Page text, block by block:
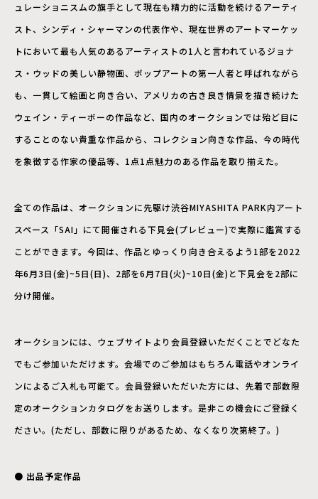
ュレーショニスムの旗手として現在も精力的に活動を続けるアーティ
スト、シンディ・シャーマンの代表作や、現在世界のアートマーケッ
トにおいて最も人気のあるアーティストの1人と言われているジョナ
ス・ウッドの美しい静物画、ポップアートの第一人者と呼ばれながら
も、一貫して絵画と向き合い、アメリカの古き良き情景を描き続けた
ウェイン・ティーボーの作品など、国内のオークションでは殆ど目に
することのない貴重な作品から、コレクション向きな作品、今の時代
を象徴する作家の優品等、1点1点魅力のある作品を取り揃えた。
全ての作品は、オークションに先駆け渋谷MIYASHITA PARK内アート
スペース「SAI」にて開催される下見会(プレビュー)で実際に鑑賞する
ことができます。今回は、作品とゆっくり向き合えるよう1部を2022
年6月3日(金)~5日(日)、2部を6月7日(火)~10日(金)と下見会を2部に
分け開催。
オークションには、ウェブサイトより会員登録いただくことでどなた
でもご参加いただけます。会場でのご参加はもちろん電話やオンライ
ンによるご入札も可能て。会員登録いただいた方には、先着で部数限
定のオークションカタログをお送りします。是非この機会にご登録く
ださい。(ただし、部数に限りがあるため、なくなり次第終了。)
● 出品予定作品